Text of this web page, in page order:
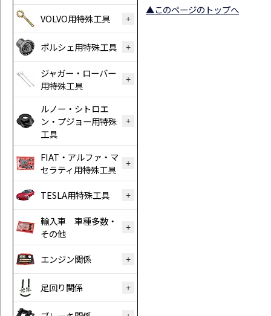
VOLVO用特殊工具
ポルシェ用特殊工具
ジャガー・ローバー
用特殊工具
ルノー・シトロエ
ン・プジョー用特殊
工具
FIAT・アルファ・マ
セラティ用特殊工具
TESLA用特殊工具
輸入車 車種多数・
その他
エンジン関係
足回り関係
▲このページのトップへ